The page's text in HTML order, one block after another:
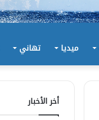
ميديا تهاني
أخر الأخبار